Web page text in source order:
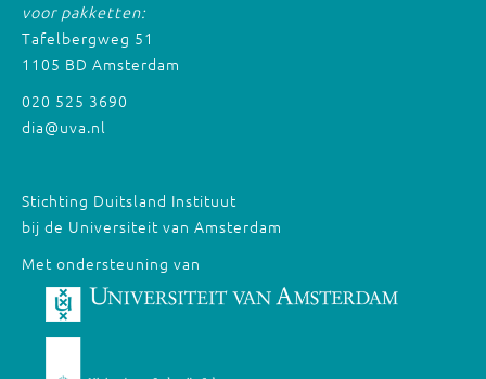
voor pakketten:
Tafelbergweg 51
1105 BD Amsterdam
020 525 3690
dia@uva.nl
Stichting Duitsland Instituut
bij de Universiteit van Amsterdam
Met ondersteuning van